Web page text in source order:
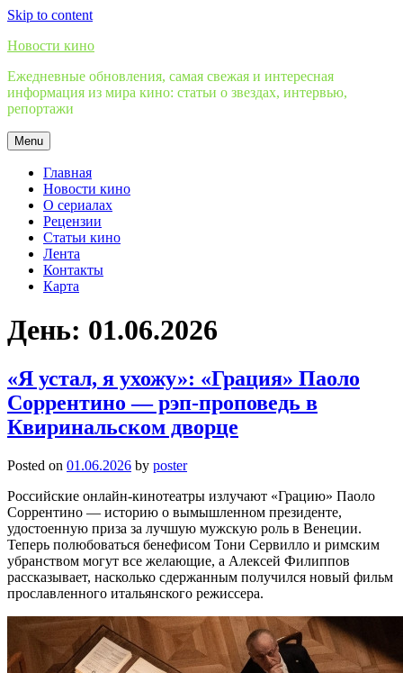
Skip to content
Новости кино
Ежедневные обновления, самая свежая и интересная
информация из мира кино: статьи о звездах, интервью,
репортажи
Menu
Главная
Новости кино
О сериалах
Рецензии
Статьи кино
Лента
Контакты
Карта
День: 01.06.2026
«Я устал, я ухожу»: «Грация» Паоло
Соррентино — рэп-проповедь в
Квиринальском дворце
Posted on 01.06.2026 by poster
Российские онлайн-кинотеатры излучают «Грацию» Паоло
Соррентино — историю о вымышленном президенте,
удостоенную приза за лучшую мужскую роль в Венеции.
Теперь полюбоваться бенефисом Тони Сервилло и римским
убранством могут все желающие, а Алексей Филиппов
рассказывает, насколько сдержанным получился новый фильм
прославленного итальянского режиссера.